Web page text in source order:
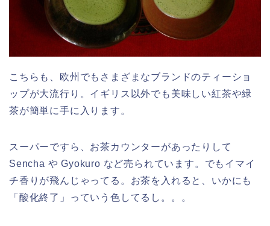
こちらも、欧州でもさまざまなブランドのティーショ
ップが大流行り。イギリス以外でも美味しい紅茶や緑
茶が簡単に手に入ります。
スーパーですら、お茶カウンターがあったりして
Sencha や Gyokuro など売られています。でもイマイ
チ香りが飛んじゃってる。お茶を入れると、いかにも
「酸化終了」っていう色してるし。。。